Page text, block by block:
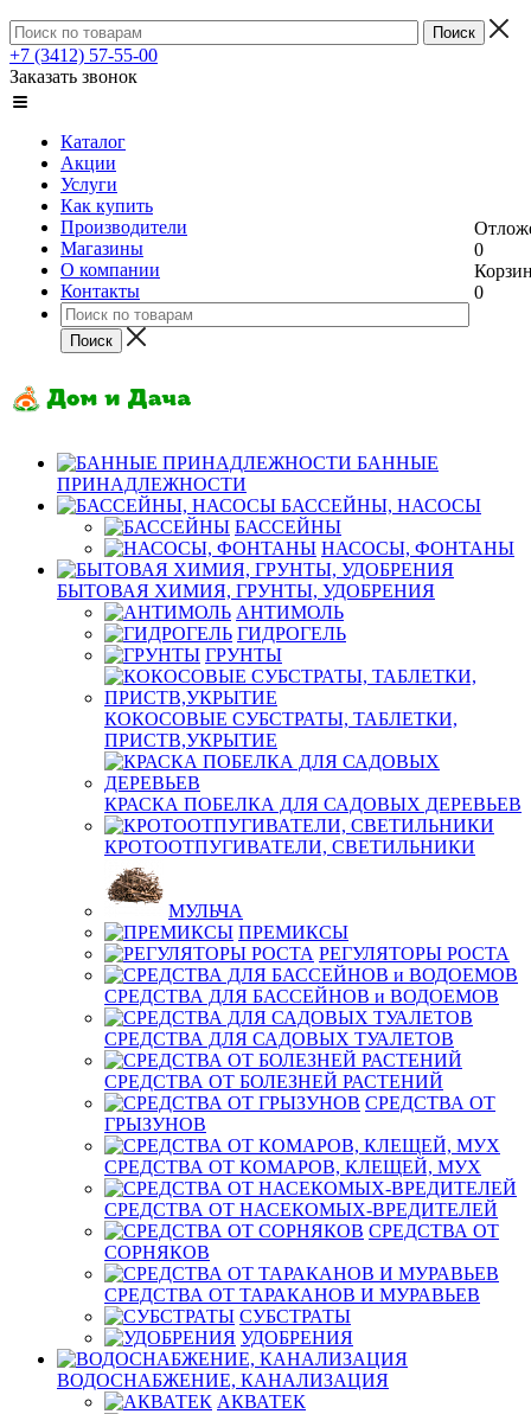
+7 (3412) 57-55-00
Заказать звонок
Каталог
Акции
Услуги
Как купить
Производители
Магазины
О компании
Контакты
0
0
БАННЫЕ
ПРИНАДЛЕЖНОСТИ
БАССЕЙНЫ, НАСОСЫ
БАССЕЙНЫ
НАСОСЫ, ФОНТАНЫ
БЫТОВАЯ ХИМИЯ, ГРУНТЫ, УДОБРЕНИЯ
АНТИМОЛЬ
ГИДРОГЕЛЬ
ГРУНТЫ
КОКОСОВЫЕ СУБСТРАТЫ, ТАБЛЕТКИ,
ПРИСТВ,УКРЫТИЕ
КРАСКА ПОБЕЛКА ДЛЯ САДОВЫХ ДЕРЕВЬЕВ
КРОТООТПУГИВАТЕЛИ, СВЕТИЛЬНИКИ
МУЛЬЧА
ПРЕМИКСЫ
РЕГУЛЯТОРЫ РОСТА
СРЕДСТВА ДЛЯ БАССЕЙНОВ и ВОДОЕМОВ
СРЕДСТВА ДЛЯ САДОВЫХ ТУАЛЕТОВ
СРЕДСТВА ОТ БОЛЕЗНЕЙ РАСТЕНИЙ
СРЕДСТВА ОТ
ГРЫЗУНОВ
СРЕДСТВА ОТ КОМАРОВ, КЛЕЩЕЙ, МУХ
СРЕДСТВА ОТ НАСЕКОМЫХ-ВРЕДИТЕЛЕЙ
СРЕДСТВА ОТ
СОРНЯКОВ
СРЕДСТВА ОТ ТАРАКАНОВ И МУРАВЬЕВ
СУБСТРАТЫ
УДОБРЕНИЯ
ВОДОСНАБЖЕНИЕ, КАНАЛИЗАЦИЯ
АКВАТЕК